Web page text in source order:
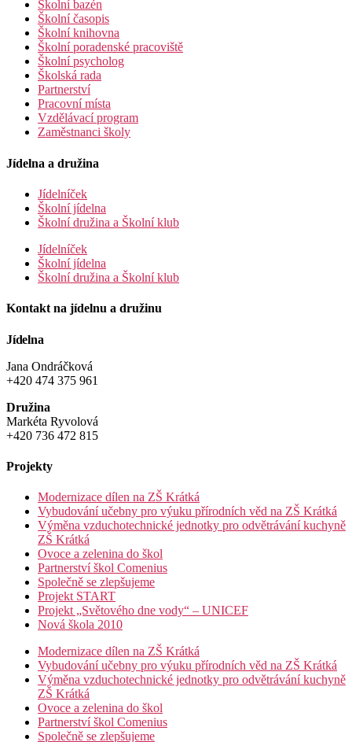
Školní bazén
Školní časopis
Školní knihovna
Školní poradenské pracoviště
Školní psycholog
Školská rada
Partnerství
Pracovní místa
Vzdělávací program
Zaměstnanci školy
Jídelna a družina
Jídelníček
Školní jídelna
Školní družina a Školní klub
Jídelníček
Školní jídelna
Školní družina a Školní klub
Kontakt na jídelnu a družinu
Jídelna
Jana Ondráčková
+420 474 375 961
Družina
Markéta Ryvolová
+420 736 472 815
Projekty
Modernizace dílen na ZŠ Krátká
Vybudování učebny pro výuku přírodních věd na ZŠ Krátká
Výměna vzduchotechnické jednotky pro odvětrávání kuchyně
ZŠ Krátká
Ovoce a zelenina do škol
Partnerství škol Comenius
Společně se zlepšujeme
Projekt START
Projekt „Světového dne vody“ – UNICEF
Nová škola 2010
Modernizace dílen na ZŠ Krátká
Vybudování učebny pro výuku přírodních věd na ZŠ Krátká
Výměna vzduchotechnické jednotky pro odvětrávání kuchyně
ZŠ Krátká
Ovoce a zelenina do škol
Partnerství škol Comenius
Společně se zlepšujeme